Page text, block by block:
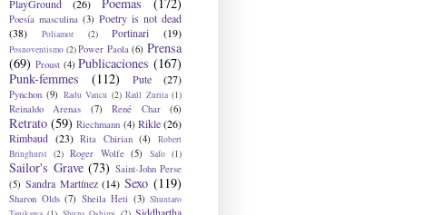
PlayGround (26)
Poesía masculina (3) Poetry is not dead
(38)
Poliamor (2) Portinari (19)
Posnoventismo (2) Power Paola (6) Prensa
(69) Proust (4) Publicaciones (167)
Punk-femmes
(112) Pute (27)
Pynchon (9) Radu Vancu (2) Raúl Zurita (1)
Reinaldo Arenas (7) René Char (6)
Retrato (59) Riechmann (4) Rikle (26)
Rimbaud (23) Rita Chirian (4)
Robert
Bringhurst (2) Roger Wolfe (5) Safo (1)
Sailor's Grave (73) Saint-John Perse
(5) Sandra Martínez (14) Sexo (119)
Sharon Olds (7) Sheila Heti (3) Shuntaro
Siddhartha